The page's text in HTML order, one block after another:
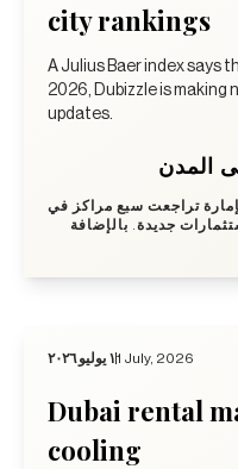
city rankings
A Julius Baer index says
2026, Dubizzle is making
updates.
المدن
تراجعت سبع مراكز في
استثمارات جديدة. بالإضافة
١ يوليو ٢٠٢٦1 July, 2026
Dubai rental
cooling